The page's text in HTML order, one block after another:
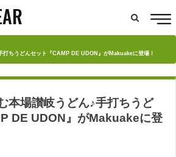
打ちうどんセット『CAMP DE UDON』がMakuakeに登場！
本場讃岐うどん♪手打ちうど
DE UDON』がMakuakeに登